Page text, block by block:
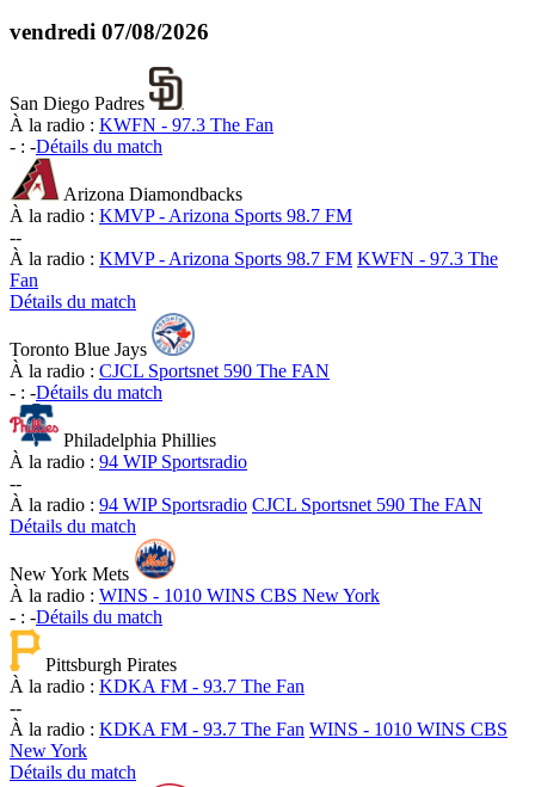
vendredi 07/08/2026
San Diego Padres
À la radio : KWFN - 97.3 The Fan
- : -Détails du match
Arizona Diamondbacks
À la radio : KMVP - Arizona Sports 98.7 FM
--
À la radio : KMVP - Arizona Sports 98.7 FM KWFN - 97.3 The
Fan
Détails du match
Toronto Blue Jays
À la radio : CJCL Sportsnet 590 The FAN
- : -Détails du match
Philadelphia Phillies
À la radio : 94 WIP Sportsradio
--
À la radio : 94 WIP Sportsradio CJCL Sportsnet 590 The FAN
Détails du match
New York Mets
À la radio : WINS - 1010 WINS CBS New York
- : -Détails du match
Pittsburgh Pirates
À la radio : KDKA FM - 93.7 The Fan
--
À la radio : KDKA FM - 93.7 The Fan WINS - 1010 WINS CBS
New York
Détails du match